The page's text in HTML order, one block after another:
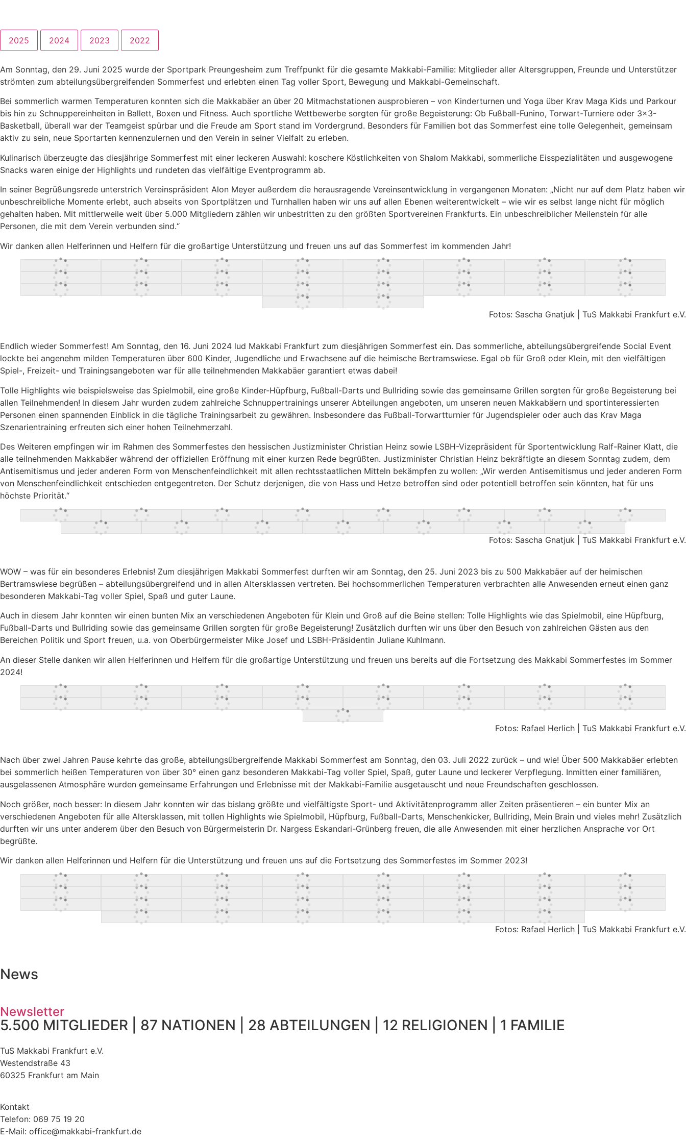
2025 2024 2023 2022
Am Sonntag, den 29. Juni 2025 wurde der Sportpark Preungesheim zum Treffpunkt für die gesamte Makkabi-Familie: Mitglieder aller Altersgruppen, Freunde und Unterstützer
strömten zum abteilungsübergreifenden Sommerfest und erlebten einen Tag voller Sport, Bewegung und Makkabi-Gemeinschaft.
Bei sommerlich warmen Temperaturen konnten sich die Makkabäer an über 20 Mitmachstationen ausprobieren – von Kinderturnen und Yoga über Krav Maga Kids und Parkour
bis hin zu Schnuppereinheiten in Ballett, Boxen und Fitness. Auch sportliche Wettbewerbe sorgten für große Begeisterung: Ob Fußball-Funino, Torwart-Turniere oder 3×3-
Basketball, überall war der Teamgeist spürbar und die Freude am Sport stand im Vordergrund. Besonders für Familien bot das Sommerfest eine tolle Gelegenheit, gemeinsam
aktiv zu sein, neue Sportarten kennenzulernen und den Verein in seiner Vielfalt zu erleben.
Kulinarisch überzeugte das diesjährige Sommerfest mit einer leckeren Auswahl: koschere Köstlichkeiten von Shalom Makkabi, sommerliche Eisspezialitäten und ausgewogene
Snacks waren einige der Highlights und rundeten das vielfältige Eventprogramm ab.
In seiner Begrüßungsrede unterstrich Vereinspräsident Alon Meyer außerdem die herausragende Vereinsentwicklung in vergangenen Monaten: „Nicht nur auf dem Platz haben wir
unbeschreibliche Momente erlebt, auch abseits von Sportplätzen und Turnhallen haben wir uns auf allen Ebenen weiterentwickelt – wie wir es selbst lange nicht für möglich
gehalten haben. Mit mittlerweile weit über 5.000 Mitgliedern zählen wir unbestritten zu den größten Sportvereinen Frankfurts. Ein unbeschreiblicher Meilenstein für alle
Personen, die mit dem Verein verbunden sind.“
Wir danken allen Helferinnen und Helfern für die großartige Unterstützung und freuen uns auf das Sommerfest im kommenden Jahr!
Fotos: Sascha Gnatjuk | TuS Makkabi Frankfurt e.V.
Endlich wieder Sommerfest! Am Sonntag, den 16. Juni 2024 lud Makkabi Frankfurt zum diesjährigen Sommerfest ein. Das sommerliche, abteilungsübergreifende Social Event
lockte bei angenehm milden Temperaturen über 600 Kinder, Jugendliche und Erwachsene auf die heimische Bertramswiese. Egal ob für Groß oder Klein, mit den vielfältigen
Spiel-, Freizeit- und Trainingsangeboten war für alle teilnehmenden Makkabäer garantiert etwas dabei!
Tolle Highlights wie beispielsweise das Spielmobil, eine große Kinder-Hüpfburg, Fußball-Darts und Bullriding sowie das gemeinsame Grillen sorgten für große Begeisterung bei
allen Teilnehmenden! In diesem Jahr wurden zudem zahlreiche Schnuppertrainings unserer Abteilungen angeboten, um unseren neuen Makkabäern und sportinteressierten
Personen einen spannenden Einblick in die tägliche Trainingsarbeit zu gewähren. Insbesondere das Fußball-Torwartturnier für Jugendspieler oder auch das Krav Maga
Szenarientraining erfreuten sich einer hohen Teilnehmerzahl.
Des Weiteren empfingen wir im Rahmen des Sommerfestes den hessischen Justizminister Christian Heinz sowie LSBH-Vizepräsident für Sportentwicklung Ralf-Rainer Klatt, die
alle teilnehmenden Makkabäer während der offiziellen Eröffnung mit einer kurzen Rede begrüßten. Justizminister Christian Heinz bekräftigte an diesem Sonntag zudem, dem
Antisemitismus und jeder anderen Form von Menschenfeindlichkeit mit allen rechtsstaatlichen Mitteln bekämpfen zu wollen: „Wir werden Antisemitismus und jeder anderen Form
von Menschenfeindlichkeit entschieden entgegentreten. Der Schutz derjenigen, die von Hass und Hetze betroffen sind oder potentiell betroffen sein könnten, hat für uns
höchste Priorität.“
Fotos: Sascha Gnatjuk | TuS Makkabi Frankfurt e.V.
WOW – was für ein besonderes Erlebnis! Zum diesjährigen Makkabi Sommerfest durften wir am Sonntag, den 25. Juni 2023 bis zu 500 Makkabäer auf der heimischen
Bertramswiese begrüßen – abteilungsübergreifend und in allen Altersklassen vertreten. Bei hochsommerlichen Temperaturen verbrachten alle Anwesenden erneut einen ganz
besonderen Makkabi-Tag voller Spiel, Spaß und guter Laune.
Auch in diesem Jahr konnten wir einen bunten Mix an verschiedenen Angeboten für Klein und Groß auf die Beine stellen: Tolle Highlights wie das Spielmobil, eine Hüpfburg,
Fußball-Darts und Bullriding sowie das gemeinsame Grillen sorgten für große Begeisterung! Zusätzlich durften wir uns über den Besuch von zahlreichen Gästen aus den
Bereichen Politik und Sport freuen, u.a. von Oberbürgermeister Mike Josef und LSBH-Präsidentin Juliane Kuhlmann.
An dieser Stelle danken wir allen Helferinnen und Helfern für die großartige Unterstützung und freuen uns bereits auf die Fortsetzung des Makkabi Sommerfestes im Sommer
2024!
Fotos: Rafael Herlich | TuS Makkabi Frankfurt e.V.
Nach über zwei Jahren Pause kehrte das große, abteilungsübergreifende Makkabi Sommerfest am Sonntag, den 03. Juli 2022 zurück – und wie! Über 500 Makkabäer erlebten
bei sommerlich heißen Temperaturen von über 30° einen ganz besonderen Makkabi-Tag voller Spiel, Spaß, guter Laune und leckerer Verpflegung. Inmitten einer familiären,
ausgelassenen Atmosphäre wurden gemeinsame Erfahrungen und Erlebnisse mit der Makkabi-Familie ausgetauscht und neue Freundschaften geschlossen.
Noch größer, noch besser: In diesem Jahr konnten wir das bislang größte und vielfältigste Sport- und Aktivitätenprogramm aller Zeiten präsentieren – ein bunter Mix an
verschiedenen Angeboten für alle Altersklassen, mit tollen Highlights wie Spielmobil, Hüpfburg, Fußball-Darts, Menschenkicker, Bullriding, Mein Brain und vieles mehr! Zusätzlich
durften wir uns unter anderem über den Besuch von Bürgermeisterin Dr. Nargess Eskandari-Grünberg freuen, die alle Anwesenden mit einer herzlichen Ansprache vor Ort
begrüßte.
Wir danken allen Helferinnen und Helfern für die Unterstützung und freuen uns auf die Fortsetzung des Sommerfestes im Sommer 2023!
Fotos: Rafael Herlich | TuS Makkabi Frankfurt e.V.
News
Newsletter
5.500 MITGLIEDER | 87 NATIONEN | 28 ABTEILUNGEN | 12 RELIGIONEN | 1 FAMILIE
TuS Makkabi Frankfurt e.V.
Westendstraße 43
60325 Frankfurt am Main
Kontakt
Telefon: 069 75 19 20
E-Mail: office@makkabi-frankfurt.de